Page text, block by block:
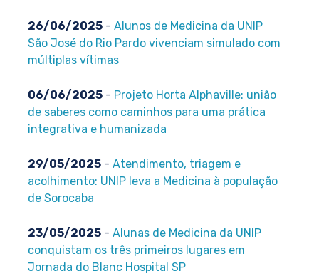
26/06/2025 - Alunos de Medicina da UNIP
São José do Rio Pardo vivenciam simulado com
múltiplas vítimas
06/06/2025 - Projeto Horta Alphaville: união
de saberes como caminhos para uma prática
integrativa e humanizada
29/05/2025 - Atendimento, triagem e
acolhimento: UNIP leva a Medicina à população
de Sorocaba
23/05/2025 - Alunas de Medicina da UNIP
conquistam os três primeiros lugares em
Jornada do Blanc Hospital SP